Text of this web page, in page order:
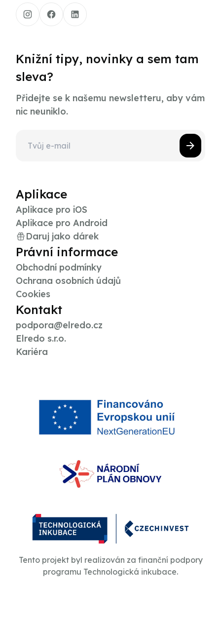
Knižní tipy, novinky a sem tam
sleva?
Přidejte se k našemu newsletteru, aby vám
nic neuniklo.
Aplikace
Aplikace pro iOS
Aplikace pro Android
Daruj jako dárek
Právní informace
Obchodní podmínky
Ochrana osobních údajů
Cookies
Kontakt
podpora@elredo.cz
Elredo s.r.o.
Kariéra
Tento projekt byl realizován za finanční podpory
programu Technologická inkubace.